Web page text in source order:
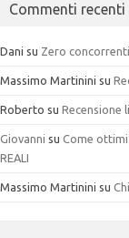
Commenti recenti
Dani su Zero
Massimo Martinini su
Roberto su Recensione
Giovanni su Come
REALI
Massimo Martinini su